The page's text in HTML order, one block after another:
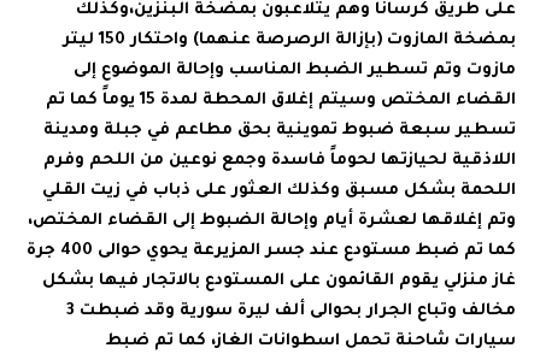
على طريق كرسانا وهم يتلاعبون بمضخة البنزين،وكذلك
بمضخة المازوت (بإزالة الرصرصة عنهما) واحتكار 150 ليتر
مازوت وتم تسطير الضبط المناسب وإحالة الموضوع إلى
القضاء المختص وسيتم إغلاق المحطة لمدة 15 يوماً كما تم
تسطير سبعة ضبوط تموينية بحق مطاعم في جبلة ومدينة
اللاذقية لحيازتها لحوماً فاسدة وجمع نوعين من اللحم وفرم
اللحمة بشكل مسبق وكذلك العثور على ذباب في زيت القلي
وتم إغلاقها لعشرة أيام وإحالة الضبوط إلى القضاء المختص،
كما تم ضبط مستودع عند جسر المزيرعة يحوي حوالى 400 جرة
غاز منزلي يقوم القائمون على المستودع بالاتجار فيها بشكل
مخالف وتباع الجرار بحوالى ألف ليرة سورية وقد ضبطت 3
سيارات شاحنة تحمل اسطوانات الغاز، كما تم ضبط